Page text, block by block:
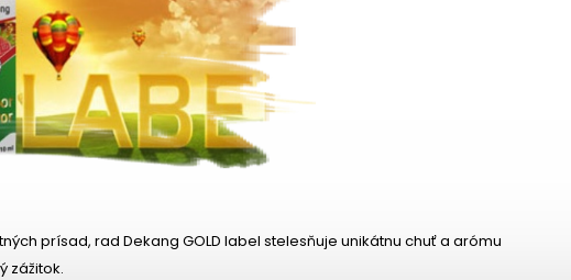
prísad, rad Dekang GOLD label stelesňuje unikátnu chuť a arómu
zážitok.